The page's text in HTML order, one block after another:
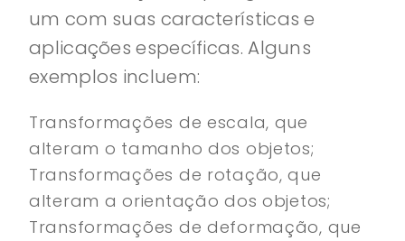
um com suas características e
aplicações específicas. Alguns
exemplos incluem:
Transformações de escala, que
alteram o tamanho dos objetos;
Transformações de rotação, que
alteram a orientação dos objetos;
Transformações de deformação, que